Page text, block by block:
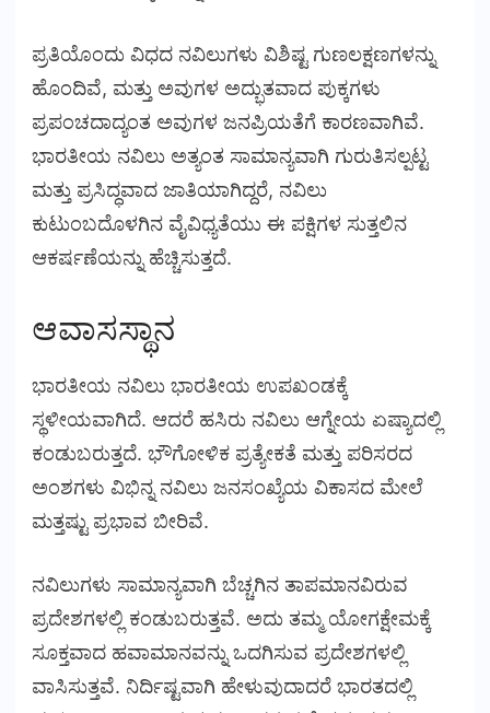
ಪ್ರತಿಯೊಂದು ವಿಧದ ನವಿಲುಗಳು ವಿಶಿಷ್ಟ ಗುಣಲಕ್ಷಣಗಳನ್ನು
ಹೊಂದಿವೆ, ಮತ್ತು ಅವುಗಳ ಅದ್ಭುತವಾದ ಪುಕ್ಕಗಳು
ಪ್ರಪಂಚದಾದ್ಯಂತ ಅವುಗಳ ಜನಪ್ರಿಯತೆಗೆ ಕಾರಣವಾಗಿವೆ.
ಭಾರತೀಯ ನವಿಲು ಅತ್ಯಂತ ಸಾಮಾನ್ಯವಾಗಿ ಗುರುತಿಸಲ್ಪಟ್ಟ
ಮತ್ತು ಪ್ರಸಿದ್ಧವಾದ ಜಾತಿಯಾಗಿದ್ದರೆ, ನವಿಲು
ಕುಟುಂಬದೊಳಗಿನ ವೈವಿಧ್ಯತೆಯು ಈ ಪಕ್ಷಿಗಳ ಸುತ್ತಲಿನ
ಆಕರ್ಷಣೆಯನ್ನು ಹೆಚ್ಚಿಸುತ್ತದೆ.
ಆವಾಸಸ್ಥಾನ
ಭಾರತೀಯ ನವಿಲು ಭಾರತೀಯ ಉಪಖಂಡಕ್ಕೆ
ಸ್ಥಳೀಯವಾಗಿದೆ. ಆದರೆ ಹಸಿರು ನವಿಲು ಆಗ್ನೇಯ ಏಷ್ಯಾದಲ್ಲಿ
ಕಂಡುಬರುತ್ತದೆ. ಭೌಗೋಳಿಕ ಪ್ರತ್ಯೇಕತೆ ಮತ್ತು ಪರಿಸರದ
ಅಂಶಗಳು ವಿಭಿನ್ನ ನವಿಲು ಜನಸಂಖ್ಯೆಯ ವಿಕಾಸದ ಮೇಲೆ
ಮತ್ತಷ್ಟು ಪ್ರಭಾವ ಬೀರಿವೆ.
ನವಿಲುಗಳು ಸಾಮಾನ್ಯವಾಗಿ ಬೆಚ್ಚಗಿನ ತಾಪಮಾನವಿರುವ
ಪ್ರದೇಶಗಳಲ್ಲಿ ಕಂಡುಬರುತ್ತವೆ. ಅದು ತಮ್ಮ ಯೋಗಕ್ಷೇಮಕ್ಕೆ
ಸೂಕ್ತವಾದ ಹವಾಮಾನವನ್ನು ಒದಗಿಸುವ ಪ್ರದೇಶಗಳಲ್ಲಿ
ವಾಸಿಸುತ್ತವೆ. ನಿರ್ದಿಷ್ಟವಾಗಿ ಹೇಳುವುದಾದರೆ ಭಾರತದಲ್ಲಿ